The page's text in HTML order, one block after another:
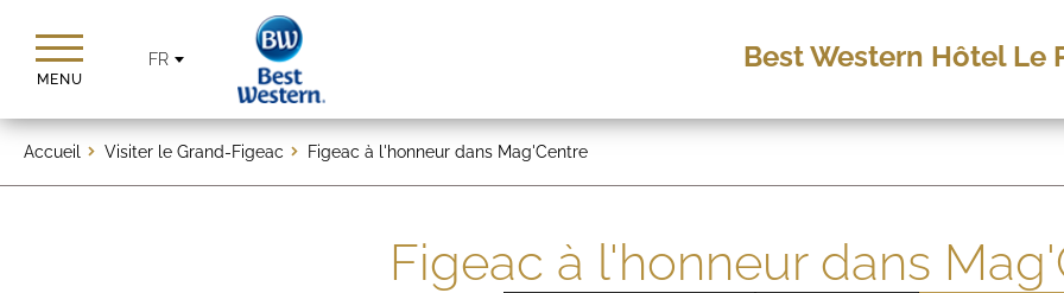
MENU
FR Best Western Hôtel Le
Accueil Visiter le Grand-Figeac Figeac à l'honneur dans Mag'Centre
Figeac à l'honneur dans